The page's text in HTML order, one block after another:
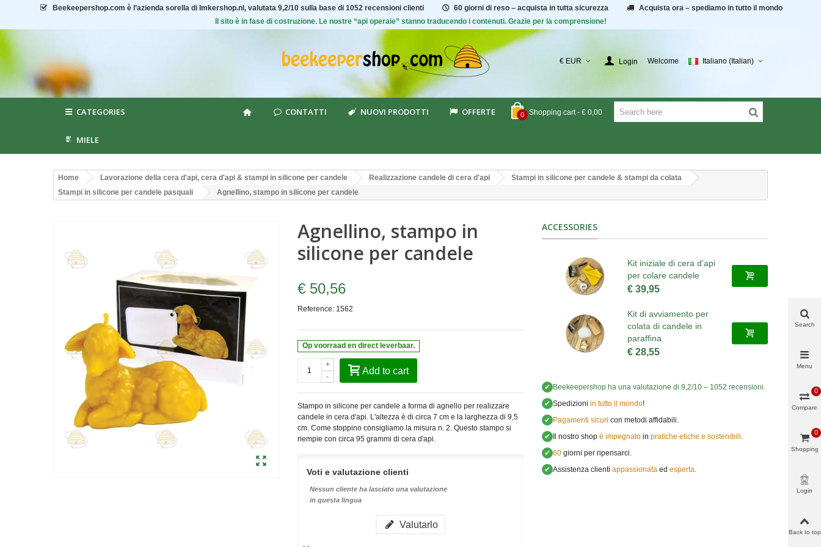
Beekeepershop.com è l’azienda sorella di Imkershop.nl, valutata 9,2/10 sulla base di 1052 recensioni clienti 60 giorni di reso – acquista in tutta sicurezza
Acquista ora – spediamo in tutto il mondo
Il sito è in fase di costruzione. Le nostre “api operaie” stanno traducendo i contenuti. Grazie per la comprensione!
€ EUR Login Welcome Italiano (Italian)
0 Shopping cart - € 0,00
CATEGORIES CONTATTI NUOVI PRODOTTI OFFERTE
MIELE
Home Lavorazione della cera d'api, cera d'api & stampi in silicone per candele Realizzazione candele di cera d'api
Stampi in silicone per candele & stampi da colata
Stampi in silicone per candele pasquali
Agnellino, stampo in silicone per candele
Agnellino, stampo in
silicone per candele
€ 50,56
Reference: 1562
Op voorraad en direct leverbaar.
-
+
Add to cart
Stampo in silicone per candele a forma di agnello per realizzare
candele in cera d'api. L'altezza è di circa 7 cm e la larghezza di 9,5
cm. Come stoppino consigliamo la misura n. 2. Questo stampo si
riempie con circa 95 grammi di cera d'api.
Voti e valutazione clienti
Nessun cliente ha lasciato una valutazione
in questa lingua
Valutarlo
ACCESSORIES
Kit iniziale di cera d’api
per colare candele
€ 39,95
Kit di avviamento per
colata di candele in
paraffina
€ 28,55
✔ Beekeepershopha una valutazione di 9,2/10 –1052 recensioni.
✔ Spedizioni in tutto il mondo!
✔ Pagamenti sicuri con metodi affidabili.
✔ Il nostro shop è impegnatoin pratiche etiche e sostenibili.
✔ 60giorni per ripensarci.
✔ Assistenza clienti appassionataed esperta.
Search
Menu
Compare
0
Shopping
0
Login
Back to top